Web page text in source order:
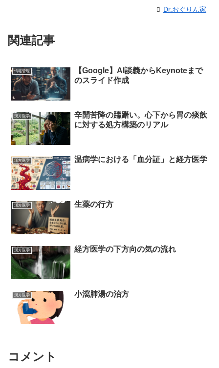
Dr.おぐりん家
関連記事
情報管理
【Google】AI談義からKeynoteまで
のスライド作成
漢方医学
辛開苦降の躊躇い。心下から胃の痰飲
に対する処方構築のリアル
漢方医学 温病学における「血分証」と経方医学
漢方医学 生薬の行方
漢方医学 経方医学の下方向の気の流れ
漢方医学 小瀉肺湯の治方
コメント